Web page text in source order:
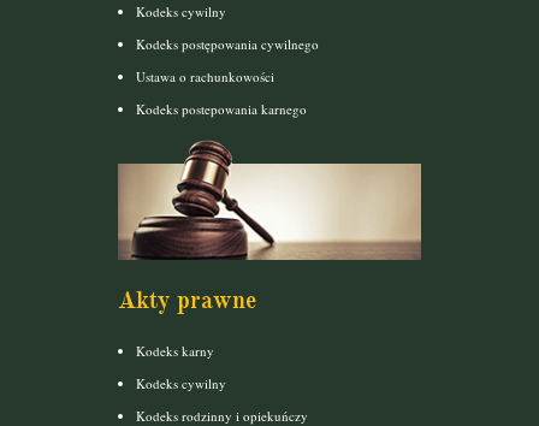
Kodeks cywilny
Kodeks postępowania cywilnego
Ustawa o rachunkowości
Kodeks postepowania karnego
Akty prawne
Kodeks karny
Kodeks cywilny
Kodeks rodzinny i opiekuńczy